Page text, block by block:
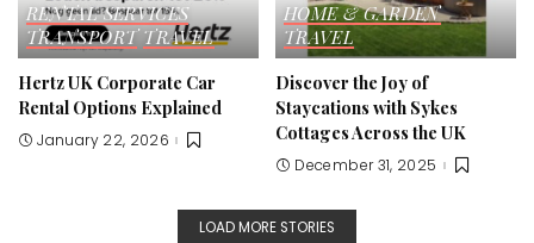
RENTAL SERVICES
TRANSPORT TRAVEL
Hertz UK Corporate Car
Rental Options Explained
January 22, 2026
HOME & GARDEN
TRAVEL
Discover the Joy of
Staycations with Sykes
Cottages Across the UK
December 31, 2025
LOAD MORE STORIES